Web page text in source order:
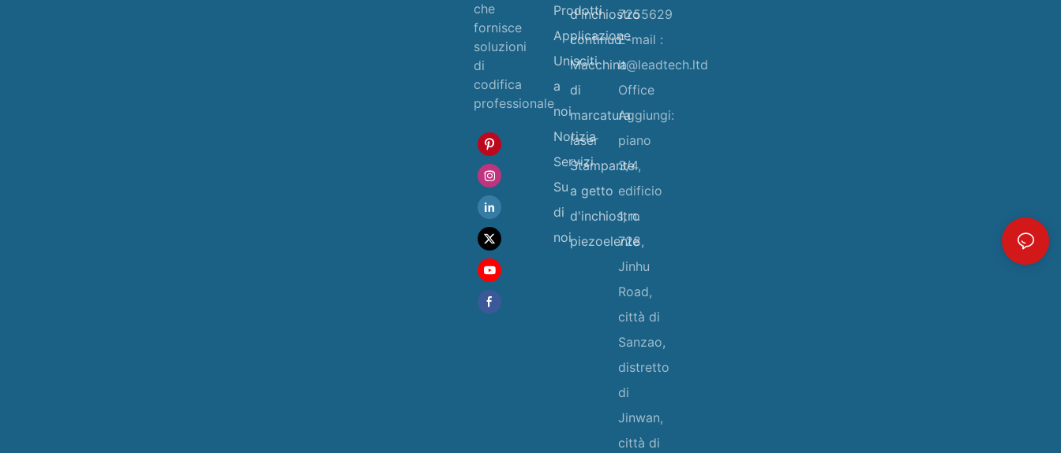
che
fornisce
soluzioni
di
codifica
professionale
Prodotti
Applicazione
Unisciti
a
noi
Notizia
Servizi
Su
di
noi
d'inchiostro
continuo
Macchina
di
marcatura
laser
Stampante
a getto
d'inchiostro
piezoelente
7255629
E-mail :
lt@leadtech.ltd
Office
Aggiungi:
piano
3/4,
edificio
1, n.
728,
Jinhu
Road,
città di
Sanzao,
distretto
di
Jinwan,
città di